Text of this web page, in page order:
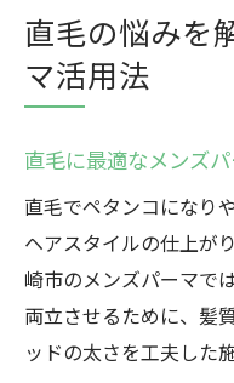
パーマに向
高崎発・ペタンコ
ア
直毛からく
ペタンコ髪
術
自然なボリ
コツ
直毛の悩みを
マ活用法
直毛に最適なメンズ
直毛でペタンコになり
ヘアスタイルの仕上が
崎市のメンズパーマで
両立させるために、髪
ッドの太さを工夫した